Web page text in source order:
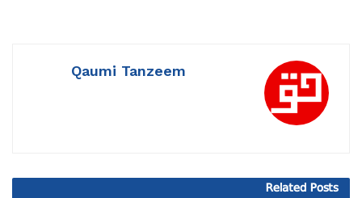
Qaumi Tanzeem
Related Posts